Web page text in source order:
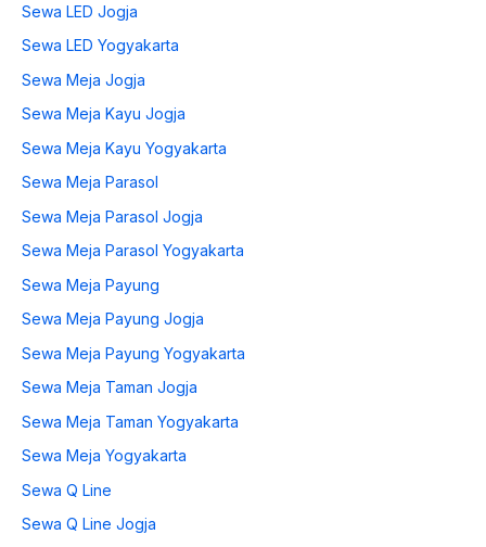
Sewa LED Jogja
Sewa LED Yogyakarta
Sewa Meja Jogja
Sewa Meja Kayu Jogja
Sewa Meja Kayu Yogyakarta
Sewa Meja Parasol
Sewa Meja Parasol Jogja
Sewa Meja Parasol Yogyakarta
Sewa Meja Payung
Sewa Meja Payung Jogja
Sewa Meja Payung Yogyakarta
Sewa Meja Taman Jogja
Sewa Meja Taman Yogyakarta
Sewa Meja Yogyakarta
Sewa Q Line
Sewa Q Line Jogja